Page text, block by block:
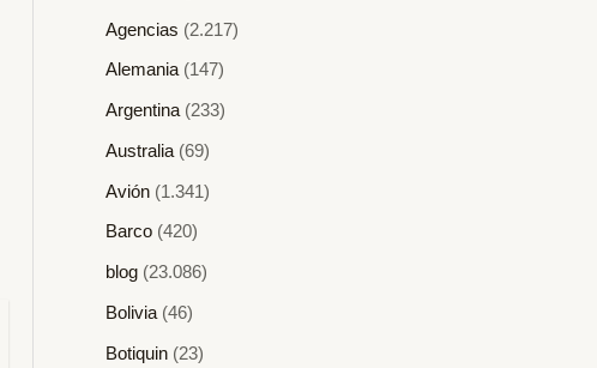
Agencias (2.217)
Alemania(147)
Argentina(233)
Australia(69)
Avión(1.341)
Barco(420)
blog(23.086)
Bolivia(46)
Botiquin(23)